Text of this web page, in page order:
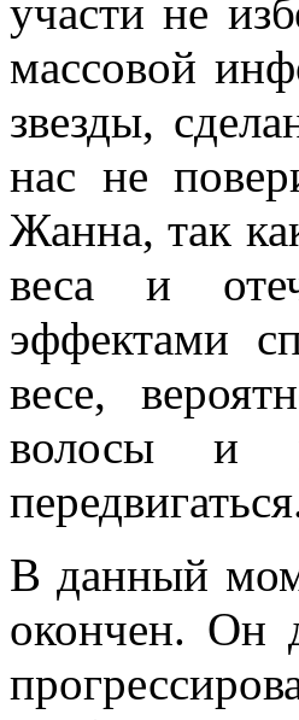
участи не
массовой
звезды,
нас не
Жанна, так
веса и
эффектами
весе,
волосы и
В данный
окончен. Он